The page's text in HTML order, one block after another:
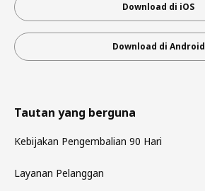
Download di iOS
Download di Android
Tautan yang berguna
Kebijakan Pengembalian 90 Hari
Layanan Pelanggan